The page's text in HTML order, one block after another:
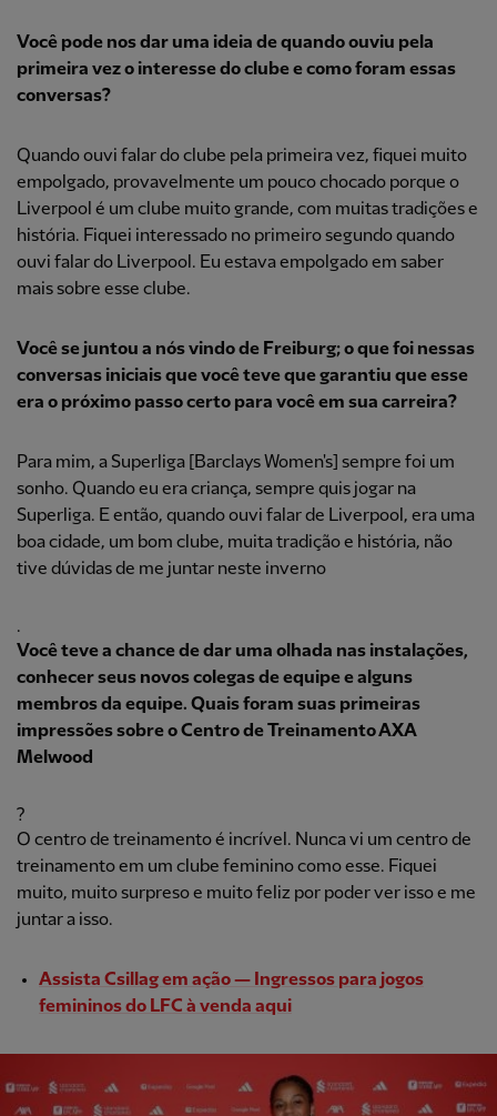
Você pode nos dar uma ideia de quando ouviu pela
primeira vez o interesse do clube e como foram essas
conversas?
Quando ouvi falar do clube pela primeira vez, fiquei muito
empolgado, provavelmente um pouco chocado porque o
Liverpool é um clube muito grande, com muitas tradições e
história. Fiquei interessado no primeiro segundo quando
ouvi falar do Liverpool. Eu estava empolgado em saber
mais sobre esse clube.
Você se juntou a nós vindo de Freiburg; o que foi nessas
conversas iniciais que você teve que garantiu que esse
era o próximo passo certo para você em sua carreira?
Para mim, a Superliga [Barclays Women's] sempre foi um
sonho. Quando eu era criança, sempre quis jogar na
Superliga. E então, quando ouvi falar de Liverpool, era uma
boa cidade, um bom clube, muita tradição e história, não
tive dúvidas de me juntar neste inverno
.
Você teve a chance de dar uma olhada nas instalações,
conhecer seus novos colegas de equipe e alguns
membros da equipe. Quais foram suas primeiras
impressões sobre o Centro de Treinamento AXA
Melwood
?
O centro de treinamento é incrível. Nunca vi um centro de
treinamento em um clube feminino como esse. Fiquei
muito, muito surpreso e muito feliz por poder ver isso e me
juntar a isso.
Assista Csillag em ação — Ingressos para jogos
femininos do LFC à venda aqui